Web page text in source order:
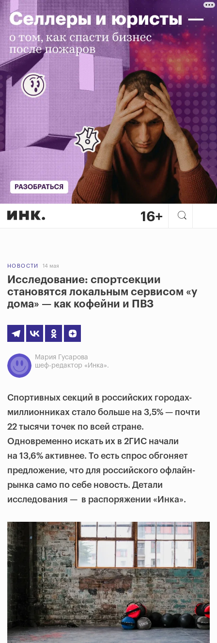
НОВОСТИ 14 мая
Исследование: спортсекции
становятся локальным сервисом «у
дома» — как кофейни и ПВЗ
Мария Гусарова
шеф-редактор «Инка».
Спортивных секций в российских городах-
миллионниках стало больше на 3,5% — почти
22 тысячи точек по всей стране.
Одновременно искать их в 2ГИС начали
на 13,6% активнее. То есть спрос обгоняет
предложение, что для российского офлайн-
рынка само по себе новость. Детали
исследования — в распоряжении «Инка».